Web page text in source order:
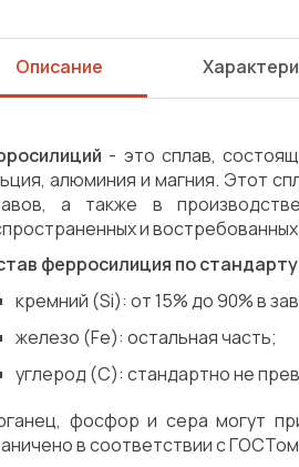
Описание
- это сплав,
алюминия и магния. Этот
а также в
и
ферросилиция по
кремний (Si): от 15% до 90% в
железо (Fe): остальная часть;
углерод (C): стандартно не
фосфор и сера могут
в соответствии с